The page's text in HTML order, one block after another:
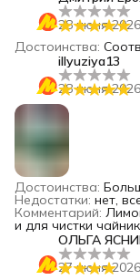
28 июня
Достоинства:
illyuziya13
28 июня
Достоинства:
Недостатки: нет,
Комментарий:
и для чистки
ОЛЬГА
27 июня